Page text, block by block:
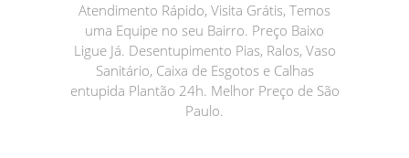
Atendimento Rápido, Visita Grátis, Temos
uma Equipe no seu Bairro. Preço Baixo
Ligue Já. Desentupimento Pias, Ralos, Vaso
Sanitário, Caixa de Esgotos e Calhas
entupida Plantão 24h. Melhor Preço de São
Paulo.